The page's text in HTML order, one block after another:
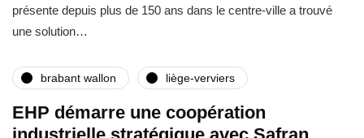
présente depuis plus de 150 ans dans le centre-ville a trouvé
une solution…
brabant wallon liège-verviers
EHP démarre une coopération